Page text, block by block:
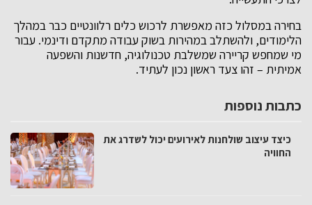
בחירה במסלול כזה מאפשרת לרכוש כלים רלוונטיים כבר במהלך
הלימודים, ולהשתלב במהירות בשוק עבודה מתקדם ודינמי. עבור
מי שמחפש קריירה שמשלבת טכנולוגיה, חדשנות והשפעה
אמיתית – זהו צעד ראשון נכון לעתיד.
כתבות נוספות
כיצד עיצוב שולחנות לאירועים יכול לשדרג את
החוויה